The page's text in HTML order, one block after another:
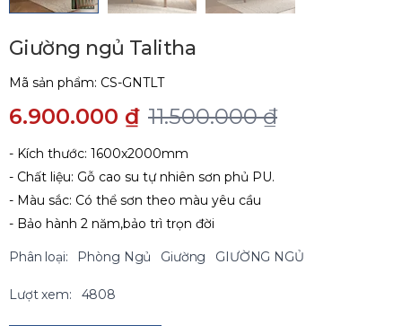
Giường ngủ Talitha
Mã sản phẩm: CS-GNTLT
6.900.000 ₫ 11.500.000 ₫
- Kích thước: 1600x2000mm
- Chất liệu: Gỗ cao su tự nhiên sơn phủ PU.
- Màu sắc: Có thể sơn theo màu yêu cầu
- Bảo hành 2 năm,bảo trì trọn đời
Phân loại: Phòng Ngủ Giường GIƯỜNG NGỦ
Lượt xem: 4808